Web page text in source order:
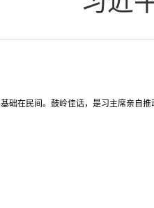
础在民间。鼓岭佳话，是习主席亲自